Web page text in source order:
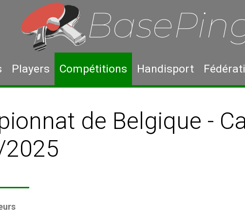
Players Compétitions Handisport
de Belgique -